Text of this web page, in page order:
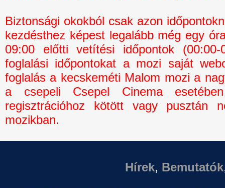
Biztonsági okokból csak azon
kezdésthez képest legalább még egy
09:00 előtti vetítési időpontok
foglalási időpontokat a mozi saját
foglalás a kecskeméti Malom mozi a
a csepeli Csepel Cinema
regisztrációhoz kötött vagy pusztán
mozikban.
Hírek, Bemutatók